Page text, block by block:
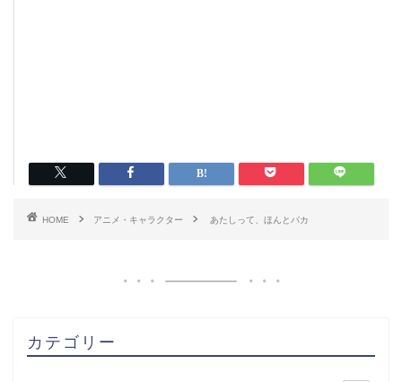
HOME アニメ・キャラクター あたしって、ほんとバカ
カテゴリー